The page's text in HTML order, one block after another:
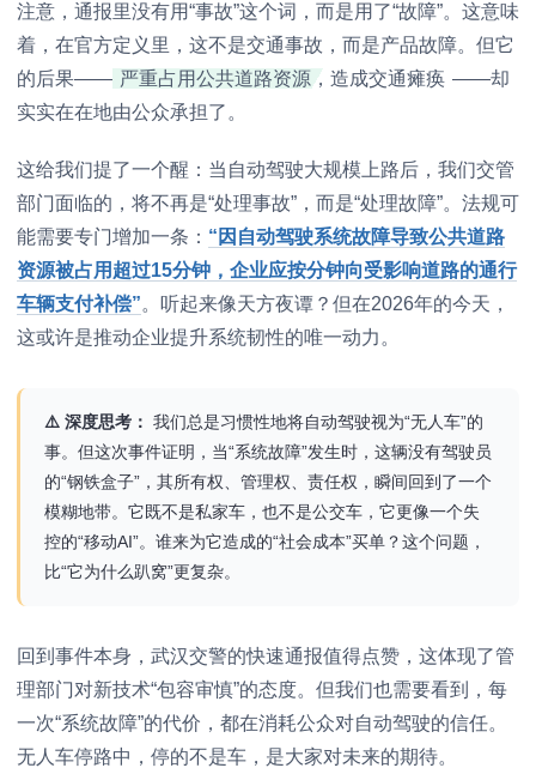
注意，通报里没有用“事故”这个词，而是用了“故障”。这意味
着，在官方定义里，这不是交通事故，而是产品故障。但它
的后果—— 严重占用公共道路资源，造成交通瘫痪 ——却
实实在在地由公众承担了。
这给我们提了一个醒：当自动驾驶大规模上路后，我们交管
部门面临的，将不再是“处理事故”，而是“处理故障”。法规可
能需要专门增加一条： “因自动驾驶系统故障导致公共道路
资源被占用超过15分钟，企业应按分钟向受影响道路的通行
车辆支付补偿”。听起来像天方夜谭？但在2026年的今天，
这或许是推动企业提升系统韧性的唯一动力。
⚠️ 深度思考： 我们总是习惯性地将自动驾驶视为“无人车”的
事。但这次事件证明，当“系统故障”发生时，这辆没有驾驶员
的“钢铁盒子”，其所有权、管理权、责任权，瞬间回到了一个
模糊地带。它既不是私家车，也不是公交车，它更像一个失
控的“移动AI”。谁来为它造成的“社会成本”买单？这个问题，
比“它为什么趴窝”更复杂。
回到事件本身，武汉交警的快速通报值得点赞，这体现了管
理部门对新技术“包容审慎”的态度。但我们也需要看到，每
一次“系统故障”的代价，都在消耗公众对自动驾驶的信任。
无人车停路中，停的不是车，是大家对未来的期待。